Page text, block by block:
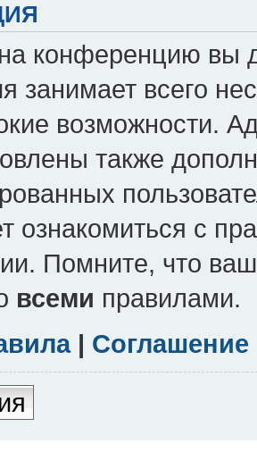
конференцию вы
занимает всего
возможности.
также
ознакомиться с
Помните, что
всеми правилами.
|